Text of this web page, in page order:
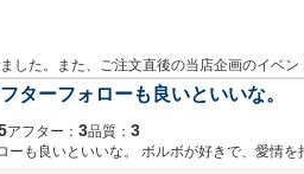
。また、ご注文直後の当店企画のイベン
参加ください。また、今回はとても良いご
ターフォローも良いといいな。
アフター： 3品質： 3
も良いといいな。 ボルボが好きで、愛情を